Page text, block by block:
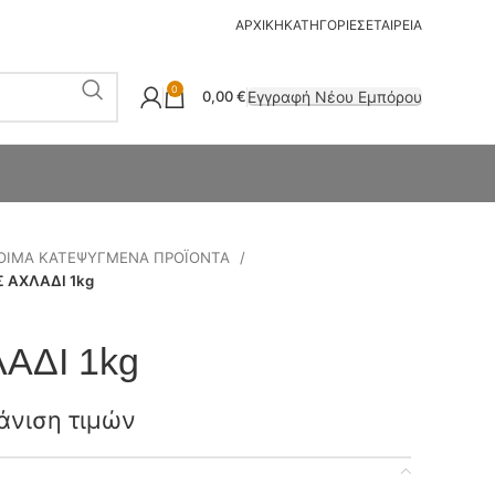
ΑΡΧΙΚΗΚΑΤΗΓΟΡΙΕΣΕΤΑΙΡΕΙΑ
0 0,00€Εγγραφή Νέου Εμπόρου
ΚΑΤΕΨΥΓΜΕΝΑ ΠΡΟΪΟΝΤΑ
ΑΧΛΑΔΙ 1kg
1kg
τιμών